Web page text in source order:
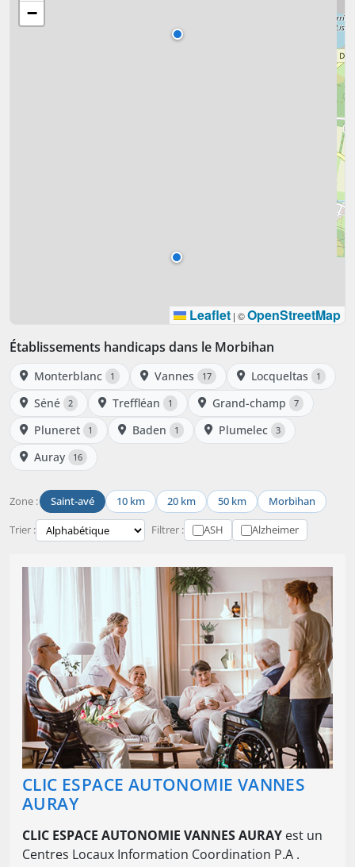
−
Leaflet | ©OpenStreetMap
Établissements handicaps dans le Morbihan
Monterblanc 1 Vannes 17 Locqueltas 1
Séné 2 Treffléan 1 Grand-champ 7
Pluneret 1 Baden 1 Plumelec 3
Auray 16
Zone : Saint-avé 10 km 20 km 50 km Morbihan
Trier : Filtrer : ASH Alzheimer
CLIC ESPACE AUTONOMIE VANNES
AURAY
CLIC ESPACE AUTONOMIE VANNES AURAY est un
Centres Locaux Information Coordination P.A .